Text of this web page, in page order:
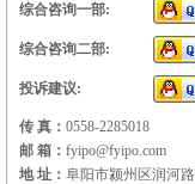
综合咨询一部:
综合咨询二部:
投诉建议:
传 真： 0558-2285018
邮 箱： fyipo@fyipo.com
地 址： 阜阳市颍州区润河